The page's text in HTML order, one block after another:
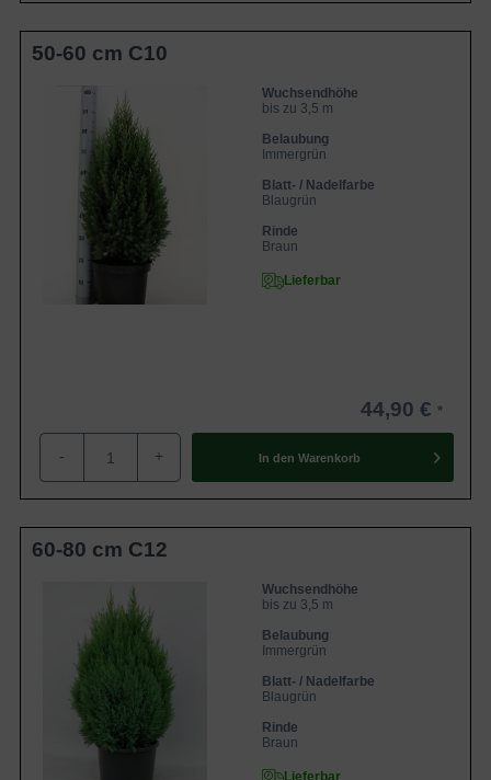
50-60 cm C10
Wuchsendhöhe
bis zu 3,5 m
Belaubung
Immergrün
Blatt- / Nadelfarbe
Blaugrün
Rinde
Braun
Lieferbar
44,90 €
- + In den Warenkorb
60-80 cm C12
Wuchsendhöhe
bis zu 3,5 m
Belaubung
Immergrün
Blatt- / Nadelfarbe
Blaugrün
Rinde
Braun
Lieferbar